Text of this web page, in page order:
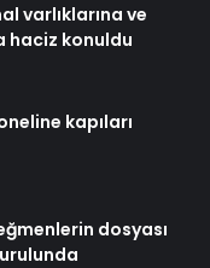
varlıklarına ve
haciz konuldu
kapıları
dosyası